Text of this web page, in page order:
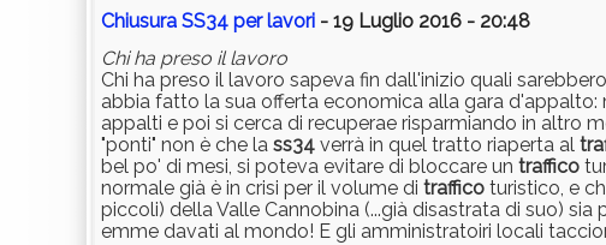
Chiusura SS34 per lavori - 19 Luglio 2016 - 20:48
Chi ha preso il lavoro
Chi ha preso il lavoro sapeva fin dall'inizio quali
abbia fatto la sua offerta economica alla gara
appalti e poi si cerca di recuperae risparmiando in altro
"ponti" non è che la ss34 verrà in quel tratto riaperta al
bel po' di mesi, si poteva evitare di bloccare un traffico
normale già è in crisi per il volume di traffico turistico, e
piccoli) della Valle Cannobina (...già disastrata di suo)
emme davati al mondo! E gli amministratoiri locali